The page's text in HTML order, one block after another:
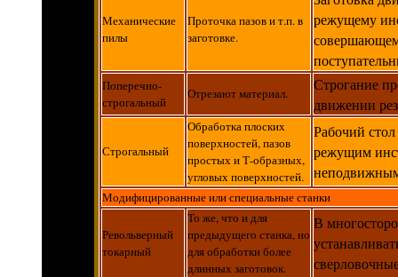
Механические
пилы
Проточка пазов и т.п. в
заготовке.
режущему
Поперечно-
строгальный
Отрезают материал.
Строгание
движении
Строгальный
Обработка плоских
поверхностей, пазов
простых и Т-образных,
угловых поверхностей.
Рабочий
режущим
Модифицированные или специальные станки
Револьверный
токарный
То же, что и для
предыдущего станка, но
для обработки более
длинных заготовок.
В